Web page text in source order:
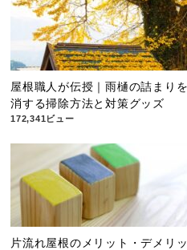
屋根職人が伝授｜雨樋の詰まり
消する掃除方法と対策グッズ
172,341ビュー
片流れ屋根のメリット・デメリッ